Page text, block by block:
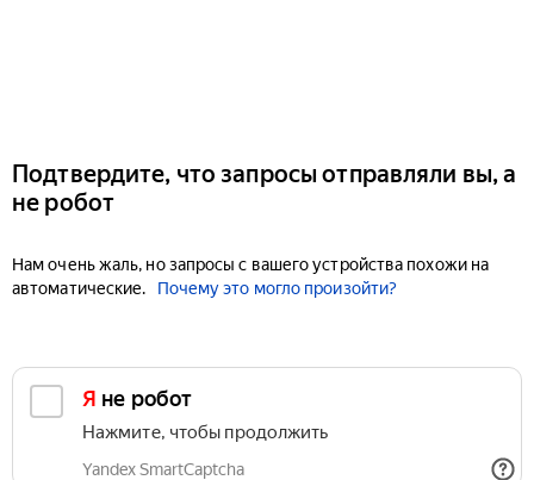
Подтвердите, что запросы отправляли вы, а
не робот
Нам очень жаль, но запросы с вашего устройства похожи на
автоматические.
Почему это могло произойти?
Я не робот
Нажмите, чтобы продолжить
Yandex SmartCaptcha